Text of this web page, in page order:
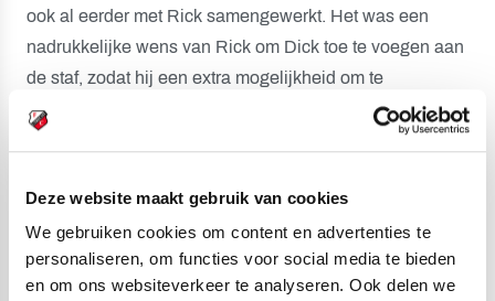
Deze website maakt gebruik van cookies
We gebruiken cookies om content en advertenties te
personaliseren, om functies voor social media te bieden
en om ons websiteverkeer te analyseren. Ook delen we
ook al eerder met Rick samengewerkt. Het was een
nadrukkelijke wens van Rick om Dick toe te voegen aan
de staf, zodat hij een extra mogelijkheid om te
klankborden heeft. We zijn blij dat Dick paraat staat met
Rick Kruys zit tot het eind van het huidige seizoen als
Hoofdtrainer op de bank met Sander Keller en Michael
Silberbauer aan zijn zijde.